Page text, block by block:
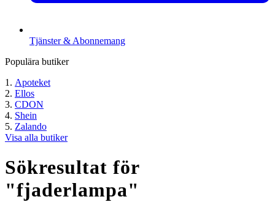
Tjänster & Abonnemang
Populära butiker
Apoteket
Ellos
CDON
Shein
Zalando
Visa alla butiker
Sökresultat för
"fjaderlampa"